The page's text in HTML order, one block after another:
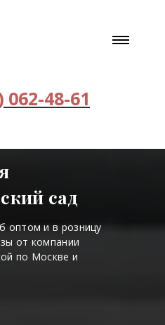
062-48-61
сад
оптом и в розницу
от компании
по Москве и